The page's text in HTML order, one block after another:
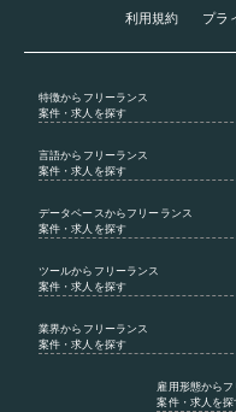
利用規約 プラ
特徴からフリーランス
案件・求人を探す
言語からフリーランス
案件・求人を探す
データベース からフリーランス
案件・求人を探す
ツールからフリーランス
案件・求人を探す
業界からフリーランス
案件・求人を探す
雇用形態からフ
案件・求人を探